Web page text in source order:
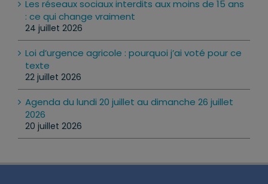
Les réseaux sociaux interdits aux moins de 15 ans
: ce qui change vraiment
24 juillet 2026
Loi d’urgence agricole : pourquoi j’ai voté pour ce
texte
22 juillet 2026
Agenda du lundi 20 juillet au dimanche 26 juillet
2026
20 juillet 2026